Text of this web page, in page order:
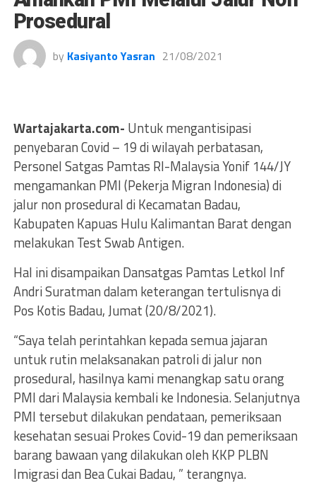
Prosedural
by Kasiyanto Yasran 21/08/2021
Wartajakarta.com- Untuk mengantisipasi
penyebaran Covid – 19 di wilayah perbatasan,
Personel Satgas Pamtas RI-Malaysia Yonif 144/JY
mengamankan PMI (Pekerja Migran Indonesia) di
jalur non prosedural di Kecamatan Badau,
Kabupaten Kapuas Hulu Kalimantan Barat dengan
melakukan Test Swab Antigen.
Hal ini disampaikan Dansatgas Pamtas Letkol Inf
Andri Suratman dalam keterangan tertulisnya di
Pos Kotis Badau, Jumat (20/8/2021).
“Saya telah perintahkan kepada semua jajaran
untuk rutin melaksanakan patroli di jalur non
prosedural, hasilnya kami menangkap satu orang
PMI dari Malaysia kembali ke Indonesia. Selanjutnya
PMI tersebut dilakukan pendataan, pemeriksaan
kesehatan sesuai Prokes Covid-19 dan pemeriksaan
barang bawaan yang dilakukan oleh KKP PLBN
Imigrasi dan Bea Cukai Badau, ” terangnya.